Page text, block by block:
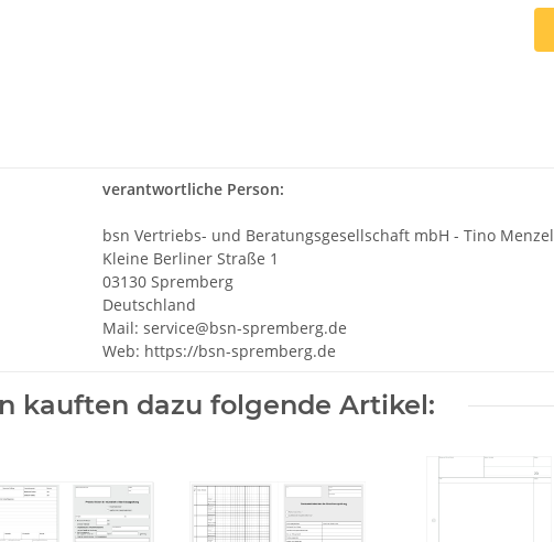
verantwortliche Person:
bsn Vertriebs- und Beratungsgesellschaft mbH - Tino Menzel
Kleine Berliner Straße 1
03130 Spremberg
Deutschland
Mail: service@bsn-spremberg.de
Web: https://bsn-spremberg.de
kauften dazu folgende Artikel: